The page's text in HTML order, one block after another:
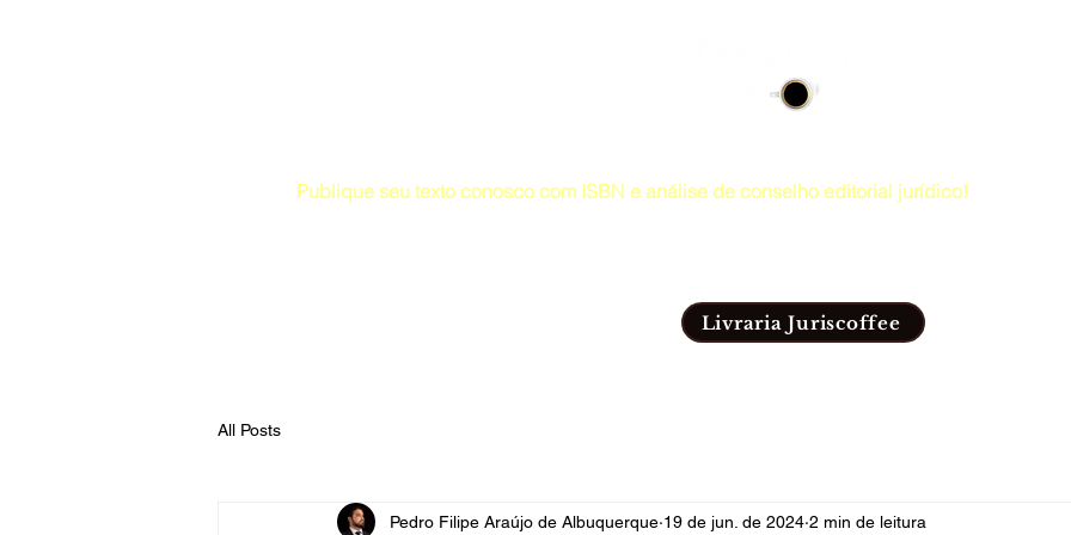
Publique seu texto conosco com ISBN e análise de conselho editorial jurídico!
Livraria Juriscoffee
All Posts
Pedro Filipe Araújo de Albuquerque 19 de jun. de 2024 2 min de leitura